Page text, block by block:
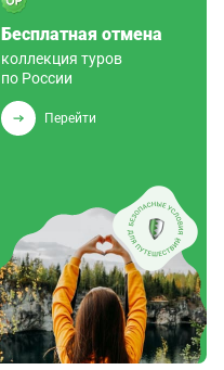
Бесплатная отмена
коллекция туров
по России
Перейти